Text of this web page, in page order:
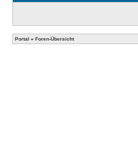
Portal » Foren-Übersicht